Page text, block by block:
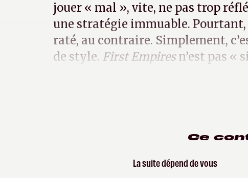
jouer « mal », vite, ne pas trop
une stratégie immuable. Pourtant,
raté, au contraire. Simplement,
de style. First Empiresn’est pas «
Ce
La suite dépend de vous